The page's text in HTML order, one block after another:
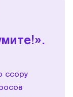
ссору